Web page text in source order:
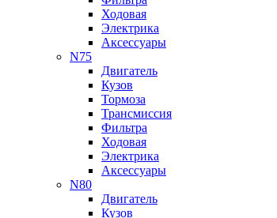
Ходовая
Электрика
Аксессуары
N75
Двигатель
Кузов
Тормоза
Трансмиссия
Фильтра
Ходовая
Электрика
Аксессуары
N80
Двигатель
Кузов